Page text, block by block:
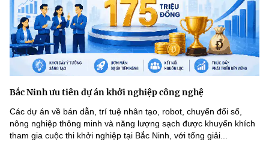
Bắc Ninh ưu tiên dự án khởi nghiệp công nghệ
Các dự án về bán dẫn, trí tuệ nhân tạo, robot, chuyển đổi số,
nông nghiệp thông minh và năng lượng sạch được khuyến khích
tham gia cuộc thi khởi nghiệp tại Bắc Ninh, với tổng giải...